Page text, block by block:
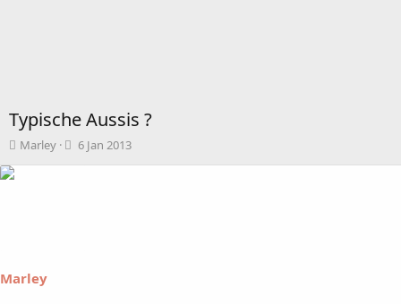
Typische Aussis ?
T
r
Marley
B
6 Jan 2013
Marley